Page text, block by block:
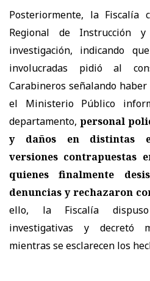
Posteriormente, la Fiscalía
Regional de Instrucción
investigación, indicando
involucradas pidió al
Carabineros señalando
el Ministerio Público
departamento, personal
y daños en distintas
versiones contrapuestas
quienes finalmente
denuncias y rechazaron
ello, la Fiscalía
investigativas y decretó
mientras se esclarecen los